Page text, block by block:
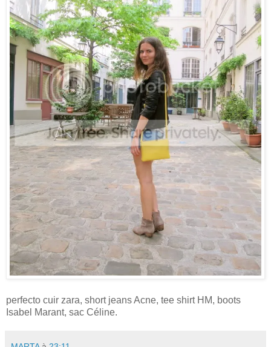
perfecto cuir zara, short jeans Acne, tee shirt HM, boots
Isabel Marant, sac Céline.